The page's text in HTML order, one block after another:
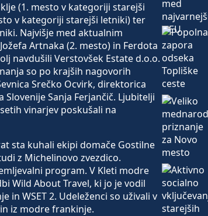
(1. mesto v kategoriji starejši
v kategoriji starejši letniki) ter
Najvišje med aktualnim
Artnaka (2. mesto) in Ferdota
navdušili Verstovšek Estate d.o.o.
so po krajših nagovorih
Srečko Ocvirk, direktorica
Sanja Ferjančič. Ljubitelji
vinarjev poskušali na
sta kuhali ekipi domače Gostilne
z Michelinovo zvezdico.
program. V Kleti modre
Wild About Travel, ki jo je vodil
in WSET 2. Udeleženci so uživali v
iz modre frankinje.